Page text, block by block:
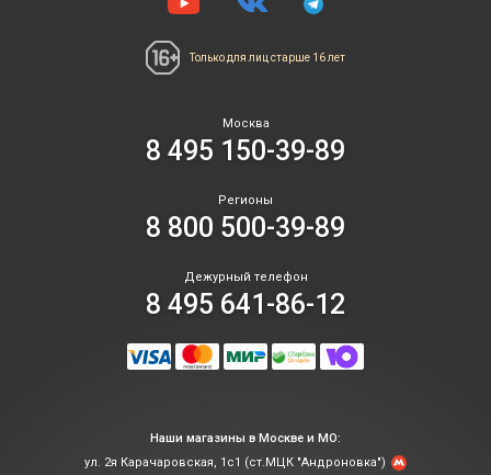
Только для лиц старше 16 лет
Москва
8 495 150-39-89
Регионы
8 800 500-39-89
Дежурный телефон
8 495 641-86-12
Наши магазины в Москве и МО:
ул. 2я Карачаровская, 1с1 (ст.МЦК "Андроновка")